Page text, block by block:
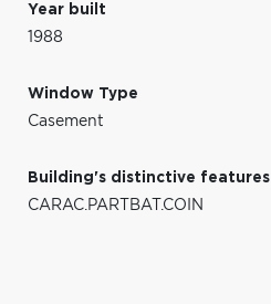
Year built
1988
Window Type
Casement
Building's distinctive features
CARAC.PARTBAT.COIN